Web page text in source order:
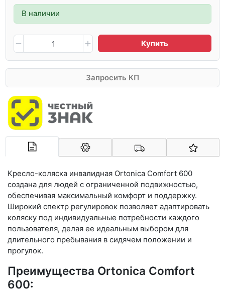
В наличии
Купить
Запросить КП
Кресло-коляска инвалидная Ortonica Comfort 600
создана для людей с ограниченной подвижностью,
обеспечивая максимальный комфорт и поддержку.
Широкий спектр регулировок позволяет адаптировать
коляску под индивидуальные потребности каждого
пользователя, делая ее идеальным выбором для
длительного пребывания в сидячем положении и
прогулок.
Преимущества Ortonica Comfort
600: